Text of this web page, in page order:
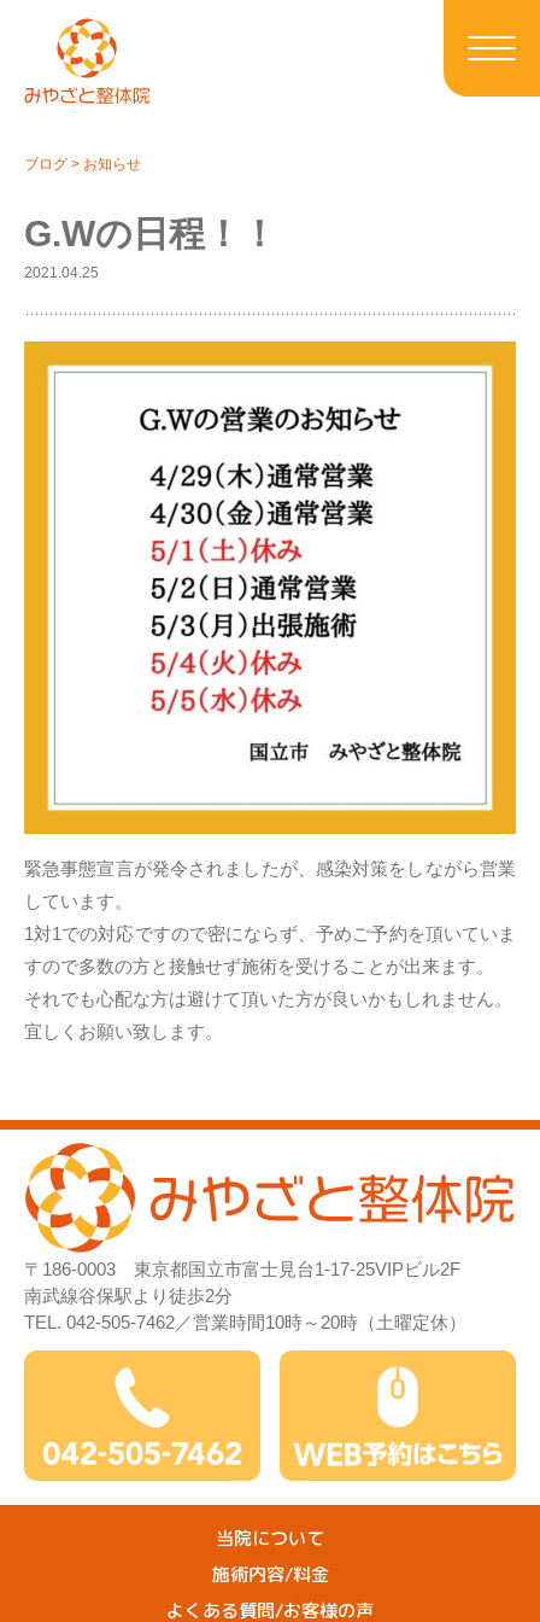
ブログ > お知らせ
G.Wの日程！！
2021.04.25
緊急事態宣言が発令されましたが、感染対策をしながら営業
しています。
1対1での対応ですので密にならず、予めご予約を頂いていま
すので多数の方と接触せず施術を受けることが出来ます。
それでも心配な方は避けて頂いた方が良いかもしれません。
宜しくお願い致します。
〒186-0003 東京都国立市富士見台1-17-25VIPビル2F
南武線谷保駅より徒歩2分
TEL. 042-505-7462／営業時間10時～20時（土曜定休）
当院について
施術内容/料金
よくある質問/お客様の声